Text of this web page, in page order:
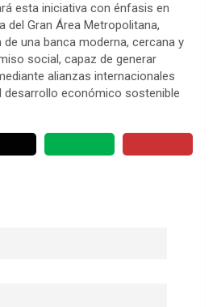
esta iniciativa con énfasis en
del Gran Área Metropolitana,
una banca moderna, cercana y
social, capaz de generar
alianzas internacionales
desarrollo económico sostenible